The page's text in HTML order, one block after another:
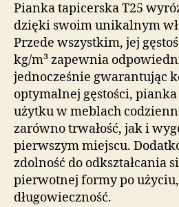
Pianka tapicerska T25
dzięki swoim unikalnym
Przede wszystkim, jej
kg/m³ zapewnia
jednocześnie gwarantując
optymalnej gęstości,
użytku w meblach
zarówno trwałość, jak i
pierwszym miejscu.
zdolność do odkształcania
pierwotnej formy po
długowieczność.